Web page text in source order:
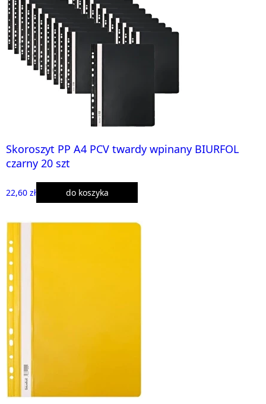
Skoroszyt PP A4 PCV twardy wpinany BIURFOL
czarny 20 szt
22,60 zł do koszyka